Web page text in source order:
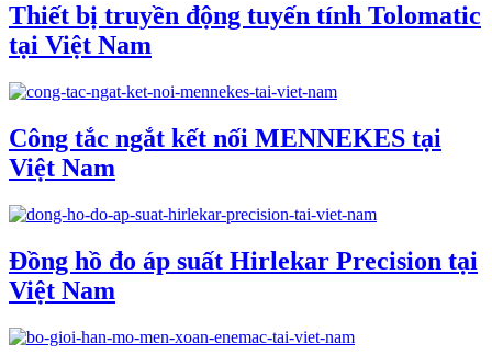
Thiết bị truyền động tuyến tính Tolomatic
tại Việt Nam
Công tắc ngắt kết nối MENNEKES tại
Việt Nam
Đồng hồ đo áp suất Hirlekar Precision tại
Việt Nam